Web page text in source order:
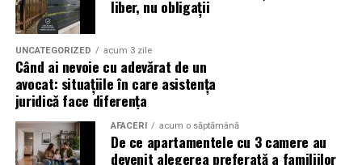
reducerea acumulării de reziduuri;
protejarea filtrului de particule;
funcționarea eficientă a sistemului antipoluare.
Acest aspect este esențial pentru reducerea riscului
unor reparații costisitoare.
(Advertorial)
liber, nu obligații
UNCATEGORIZED acum 3 zile
Când ai nevoie cu adevărat de un
avocat: situațiile în care asistența
juridică face diferența
AFACERI acum o săptămână
De ce apartamentele cu 3 camere au
devenit alegerea preferată a familiilor